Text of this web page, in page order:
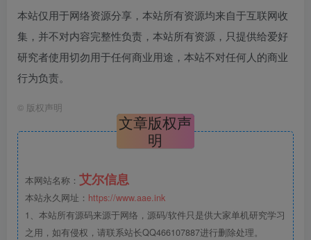
本站仅用于网络资源分享，本站所有资源均来自于互联网收
集，并不对内容完整性负责，本站所有资源，只提供给爱好
研究者使用切勿用于任何商业用途，本站不对任何人的商业
行为负责。
© 版权声明
文章版权声
明
本网站名称： 艾尔信息
本站永久网址： https://www.aae.ink
1、本站所有源码来源于网络，源码/软件只是供大家单机研究学习
之用，如有侵权，请联系站长QQ466107887进行删除处理。